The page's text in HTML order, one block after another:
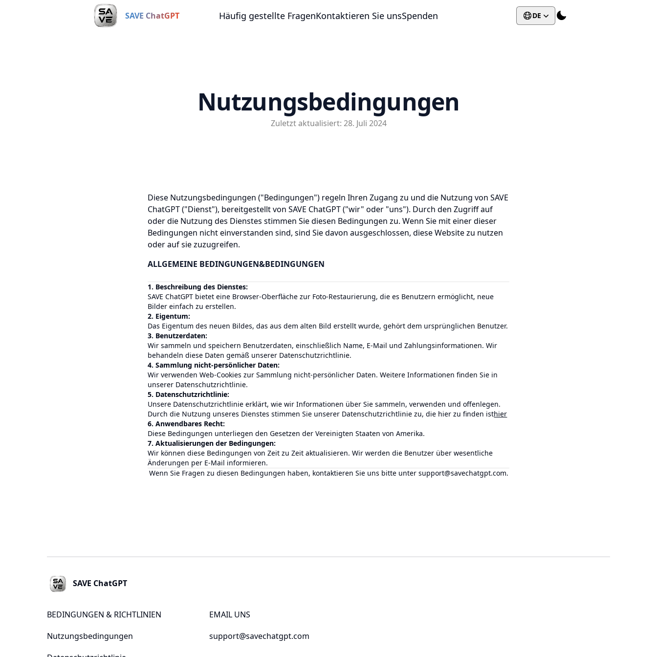
SAVE ChatGPT Häufig gestellte FragenKontaktieren Sie unsSpenden DE
Nutzungsbedingungen
Zuletzt aktualisiert: 28. Juli 2024
Diese Nutzungsbedingungen ("Bedingungen") regeln Ihren Zugang zu und die Nutzung von SAVE
ChatGPT ("Dienst"), bereitgestellt von SAVE ChatGPT ("wir" oder "uns"). Durch den Zugriff auf
oder die Nutzung des Dienstes stimmen Sie diesen Bedingungen zu. Wenn Sie mit einer dieser
Bedingungen nicht einverstanden sind, sind Sie davon ausgeschlossen, diese Website zu nutzen
oder auf sie zuzugreifen.
ALLGEMEINE BEDINGUNGEN&BEDINGUNGEN
1. Beschreibung des Dienstes:
SAVE ChatGPT bietet eine Browser-Oberfläche zur Foto-Restaurierung, die es Benutzern ermöglicht, neue
Bilder einfach zu erstellen.
2. Eigentum:
Das Eigentum des neuen Bildes, das aus dem alten Bild erstellt wurde, gehört dem ursprünglichen Benutzer.
3. Benutzerdaten:
Wir sammeln und speichern Benutzerdaten, einschließlich Name, E-Mail und Zahlungsinformationen. Wir
behandeln diese Daten gemäß unserer Datenschutzrichtlinie.
4. Sammlung nicht-persönlicher Daten:
Wir verwenden Web-Cookies zur Sammlung nicht-persönlicher Daten. Weitere Informationen finden Sie in
unserer Datenschutzrichtlinie.
5. Datenschutzrichtlinie:
Unsere Datenschutzrichtlinie erklärt, wie wir Informationen über Sie sammeln, verwenden und offenlegen.
Durch die Nutzung unseres Dienstes stimmen Sie unserer Datenschutzrichtlinie zu, die hier zu finden isthier
6. Anwendbares Recht:
Diese Bedingungen unterliegen den Gesetzen der Vereinigten Staaten von Amerika.
7. Aktualisierungen der Bedingungen:
Wir können diese Bedingungen von Zeit zu Zeit aktualisieren. Wir werden die Benutzer über wesentliche
Änderungen per E-Mail informieren.
Wenn Sie Fragen zu diesen Bedingungen haben, kontaktieren Sie uns bitte unter support@savechatgpt.com.
SAVE ChatGPT
BEDINGUNGEN & RICHTLINIEN
Nutzungsbedingungen
EMAIL UNS
support@savechatgpt.com